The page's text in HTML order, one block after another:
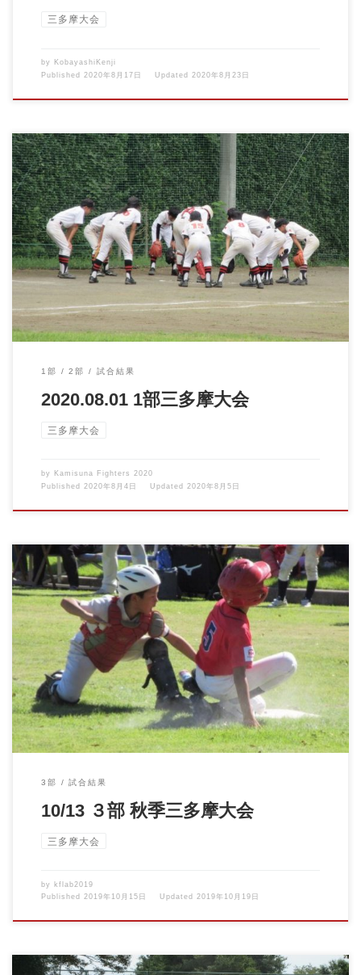
三多摩大会
by KobayashiKenji
Published
2020年8月17日 Updated 2020年8月23日
2020.08.01 1部三多摩大会 vsレッドシャークス 梅雨の […]
1部 2部 試合結果
2020.08.01 1部三多摩大会
三多摩大会
by Kamisuna Fighters 2020
Published
2020年8月4日 Updated 2020年8月5日
１０／１３ ３部 秋季三多摩大会 ＶＳ平尾ジェイズ 眩しいほど
の晴天? 気合いを […]
3部 試合結果
10/13 ３部 秋季三多摩大会
三多摩大会
by kflab2019
Published 2019年10月15日 Updated 2019年10月19日